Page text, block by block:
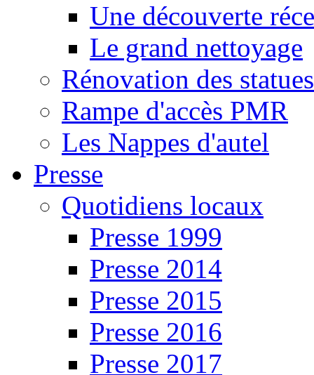
Une découverte
Le grand nettoyage
Rénovation des statues
Rampe d'accès PMR
Les Nappes d'autel
Presse
Quotidiens locaux
Presse 1999
Presse 2014
Presse 2015
Presse 2016
Presse 2017